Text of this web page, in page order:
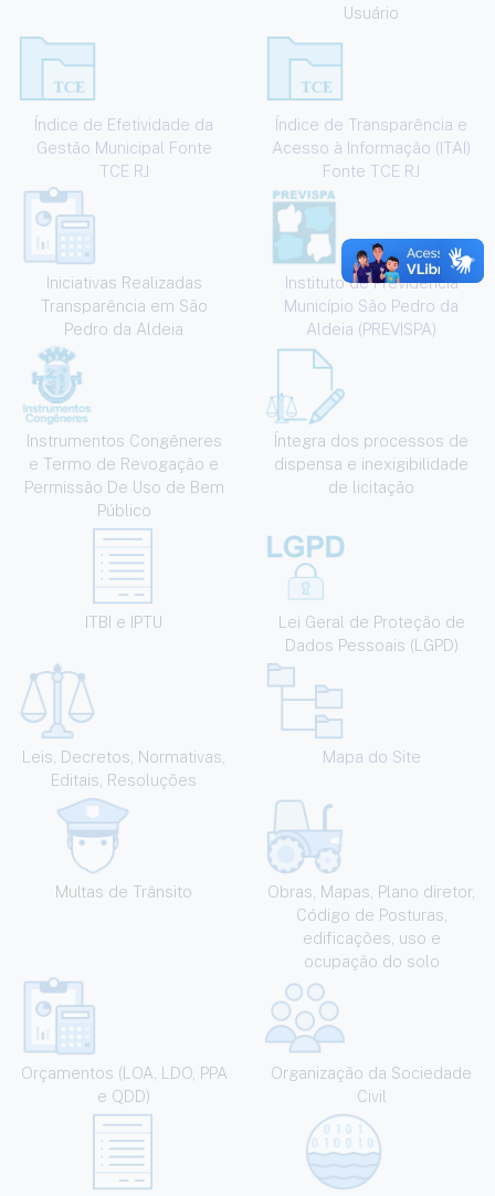
Usuário
Índice de Efetividade da
Gestão Municipal Fonte
TCE RJ
Índice de Transparência e
Acesso à Informação (ITAI)
Fonte TCE RJ
Iniciativas Realizadas
Transparência em São
Pedro da Aldeia
Instituto de Previdência
Município São Pedro da
Aldeia (PREVISPA)
Instrumentos Congêneres
e Termo de Revogação e
Permissão De Uso de Bem
Público
Íntegra dos processos de
dispensa e inexigibilidade
de licitação
ITBI e IPTU
Lei Geral de Proteção de
Dados Pessoais (LGPD)
Leis, Decretos, Normativas,
Editais, Resoluções
Mapa do Site
Multas de Trânsito
Obras, Mapas, Plano diretor,
Código de Posturas,
edificações, uso e
ocupação do solo
Orçamentos (LOA, LDO, PPA
e QDD)
Organização da Sociedade
Civil